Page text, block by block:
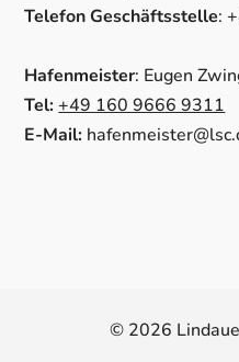
Telefon Geschäftsstelle:
Hafenmeister: Eugen
Tel: +49 160 9666 9311
E-Mail:
© 2026